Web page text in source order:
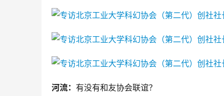
河流： 有没有和友协会联谊？